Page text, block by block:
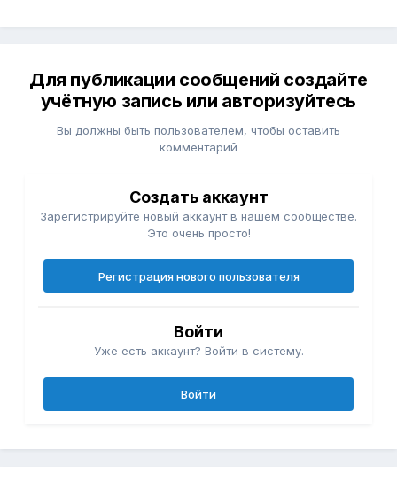
Для публикации сообщений создайте
учётную запись или авторизуйтесь
Вы должны быть пользователем, чтобы оставить
комментарий
Создать аккаунт
Зарегистрируйте новый аккаунт в нашем сообществе.
Это очень просто!
Регистрация нового пользователя
Войти
Уже есть аккаунт? Войти в систему.
Войти